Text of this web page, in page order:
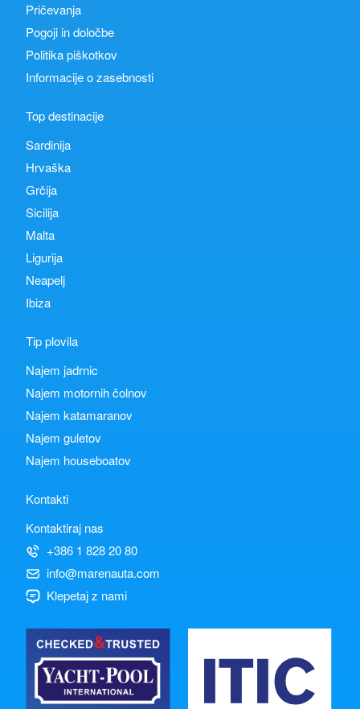
Pričevanja
Pogoji in določbe
Politika piškotkov
Informacije o zasebnosti
Top destinacije
Sardinija
Hrvaška
Grčija
Sicilija
Malta
Ligurija
Neapelj
Ibiza
Tip plovila
Najem jadrnic
Najem motornih čolnov
Najem katamaranov
Najem guletov
Najem houseboatov
Kontakti
Kontaktiraj nas
+386 1 828 20 80
info@marenauta.com
Klepetaj z nami